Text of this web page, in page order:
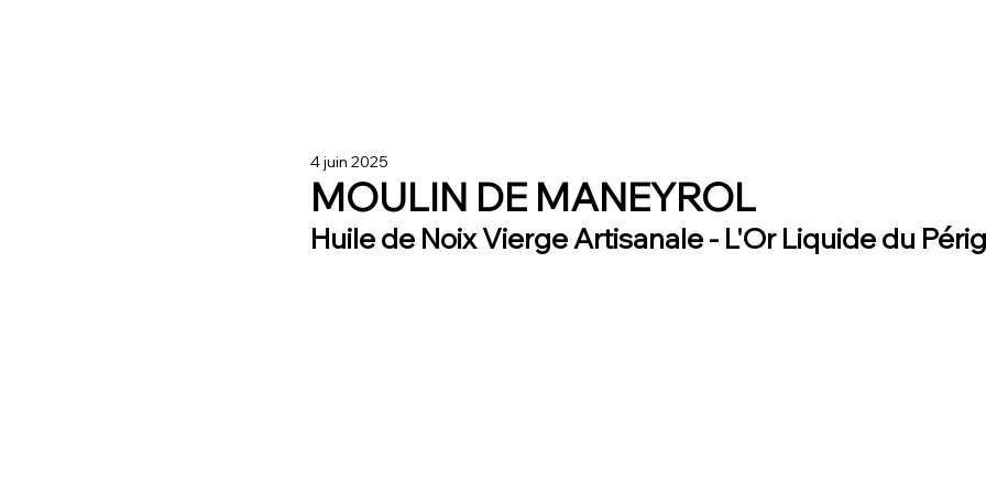
MOULIN DE MANEYROL
4 juin 2025
Huile de Noix Vierge Artisanale - L'Or Liquide du